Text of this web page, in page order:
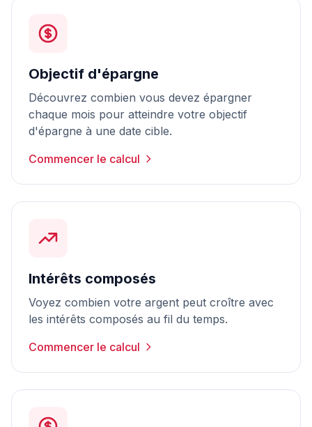
Objectif d'épargne
Découvrez combien vous devez épargner
chaque mois pour atteindre votre objectif
d'épargne à une date cible.
Commencer le calcul
Intérêts composés
Voyez combien votre argent peut croître avec
les intérêts composés au fil du temps.
Commencer le calcul